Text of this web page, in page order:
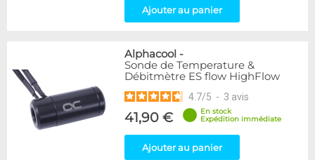
Ajouter au panier
Alphacool -
Sonde de Temperature &
Débitmètre ES flow HighFlow
4.7/5 - 3 avis
41,90 €
En stock
Expédition immédiate
Ajouter au panier